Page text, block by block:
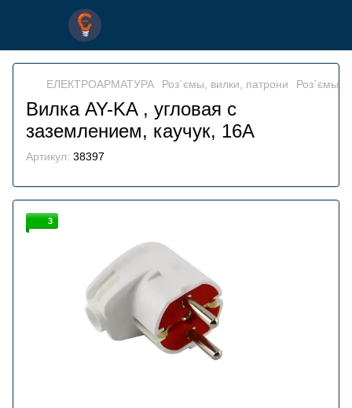
ЕЛЕКТРОАРМАТУРА Роз`ємы, вилки, патрони Роз`ємы,
Вилка AY-KA , угловая с
заземлением, каучук, 16A
Артикул: 38397
3